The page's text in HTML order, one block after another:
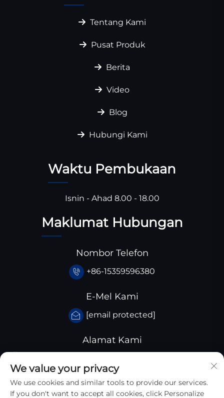
Tentang Kami
Pusat Produk
Berita
Video
Blog
Hubungi Kami
Waktu Pembukaan
Isnin - Ahad 8.00 - 18.00
Maklumat Hubungan
Nombor Telefon
+86-15359596380
E-Mel Kami
[email protected]
Alamat Kami
Santai, Wilayah Sichuan, China
We value your privacy
We use cookies and similar tools to provide our services.
If you don't want to accept all cookies, click Personalize